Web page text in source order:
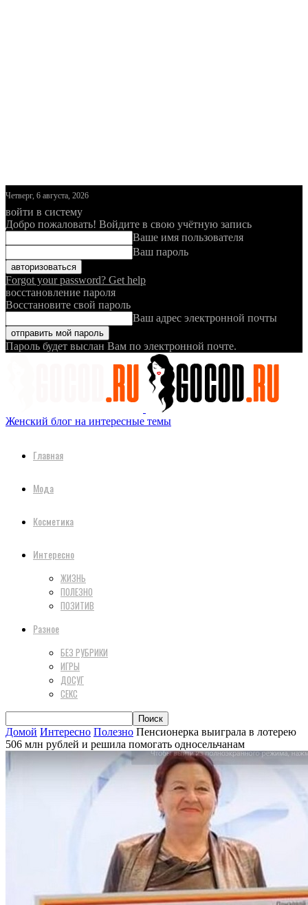
Четверг, 6 августа, 2026
войти в систему
Добро пожаловать! Войдите в свою учётную запись
Ваше имя пользователя
Ваш пароль
Forgot your password? Get help
восстановление пароля
Восстановите свой пароль
Ваш адрес электронной почты
Пароль будет выслан Вам по электронной почте.
Женский блог на интересные темы
Главная
Мода
Косметика
Интересно
ЖИЗНЬ
ПОЛЕЗНО
ПОЗИТИВ
Разное
БЕЗ РУБРИКИ
ИГРЫ
ДОСУГ
СЕКС
Домой Интересно Полезно Пенсионерка выиграла в лотерею
506 млн рублей и решила помогать односельчанам